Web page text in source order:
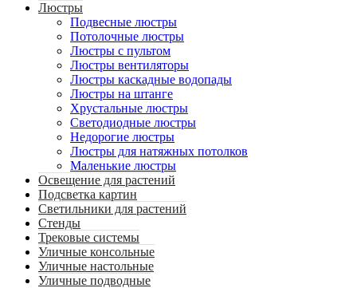
Люстры
Подвесные люстры
Потолочные люстры
Люстры с пультом
Люстры вентиляторы
Люстры каскадные водопады
Люстры на штанге
Хрустальные люстры
Светодиодные люстры
Недорогие люстры
Люстры для натяжных потолков
Маленькие люстры
Освещение для растений
Подсветка картин
Светильники для растений
Стенды
Трековые системы
Уличные консольные
Уличные настольные
Уличные подводные